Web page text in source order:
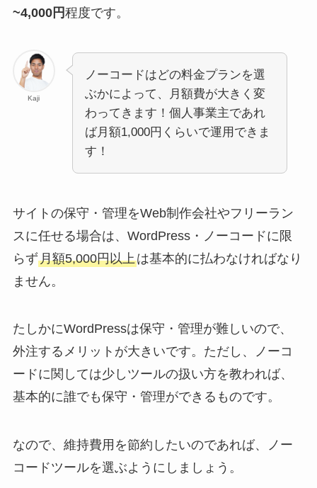
~4,000円程度です。
Kaji
ノーコードはどの料金プランを選
ぶかによって、月額費が大きく変
わってきます！個人事業主であれ
ば月額1,000円くらいで運用できま
す！
サイトの保守・管理をWeb制作会社やフリーラン
スに任せる場合は、WordPress・ノーコードに限
らず月額5,000円以上は基本的に払わなければなり
ません。
たしかにWordPressは保守・管理が難しいので、
外注するメリットが大きいです。ただし、ノーコ
ードに関しては少しツールの扱い方を教われば、
基本的に誰でも保守・管理ができるものです。
なので、維持費用を節約したいのであれば、ノー
コードツールを選ぶようにしましょう。